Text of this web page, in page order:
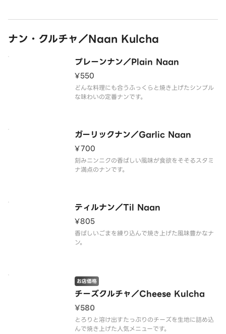
ナン・クルチャ／Naan Kulcha
プレーンナン／Plain Naan
¥550
どんな料理にも合うふっくらと焼き上げたシンプル
な味わいの定番ナンです。
ガーリックナン／Garlic Naan
¥700
刻みニンニクの香ばしい風味が食欲をそそるスタミ
ナ満点のナンです。
ティルナン／Til Naan
¥805
香ばしいごまを練り込んで焼き上げた風味豊かなナ
ン。
チーズクルチャ／Cheese Kulcha
お店価格
¥580
とろりと溶け出すたっぷりのチーズを生地に詰め込
んで焼き上げた人気メニューです。